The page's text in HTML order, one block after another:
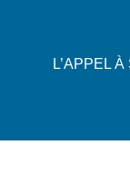
L’APPEL